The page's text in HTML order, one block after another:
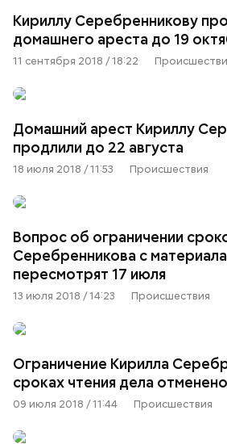
Кириллу Серебренникову
домашнего ареста до 19
11 сентября 2018 / 18:22
Домашний арест Кириллу
продлили до 22 августа
18 июля 2018 / 11:53 Происшествия
Вопрос об ограничении
Серебренникова с
пересмотрят 17 июля
13 июля 2018 / 14:23 Происшествия
Ограничение Кирилла
сроках чтения дела
09 июля 2018 / 11:44 Происшествия